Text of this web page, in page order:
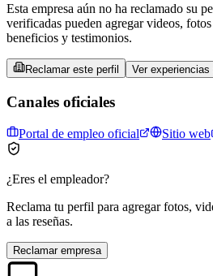
Esta empresa aún no ha reclamado su
verificadas pueden agregar videos,
beneficios y testimonios.
Reclamar este perfil Ver
Canales oficiales
Portal de empleo oficial Sitio web
¿Eres el empleador?
Reclama tu perfil para agregar fotos,
a las reseñas.
Reclamar empresa